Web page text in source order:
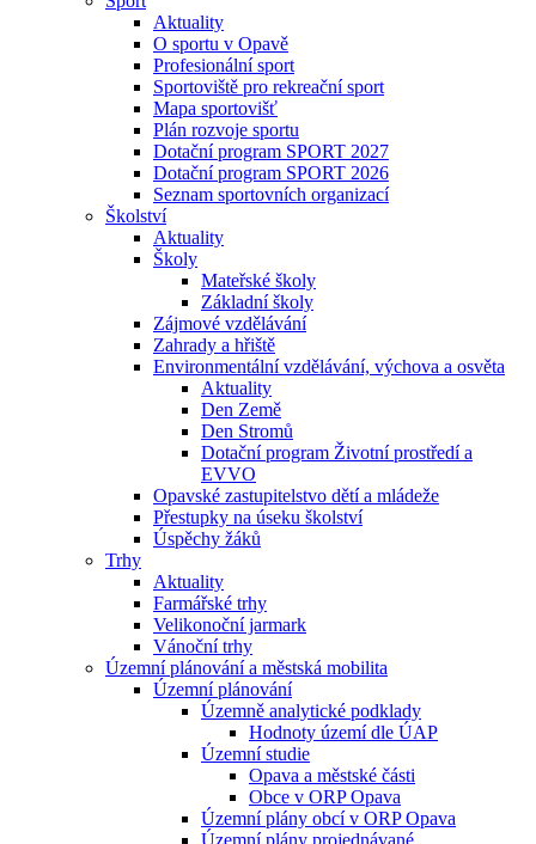
Aktuality
O sportu v Opavě
Profesionální sport
Sportoviště pro rekreační sport
Mapa sportovišť
Plán rozvoje sportu
Dotační program SPORT 2027
Dotační program SPORT 2026
Seznam sportovních organizací
Školství
Aktuality
Školy
Mateřské školy
Základní školy
Zájmové vzdělávání
Zahrady a hřiště
Environmentální vzdělávání, výchova a osvěta
Aktuality
Den Země
Den Stromů
Dotační program Životní prostředí a
EVVO
Opavské zastupitelstvo dětí a mládeže
Přestupky na úseku školství
Úspěchy žáků
Trhy
Aktuality
Farmářské trhy
Velikonoční jarmark
Vánoční trhy
Územní plánování a městská mobilita
Územní plánování
Územně analytické podklady
Hodnoty území dle ÚAP
Územní studie
Opava a městské části
Obce v ORP Opava
Územní plány obcí v ORP Opava